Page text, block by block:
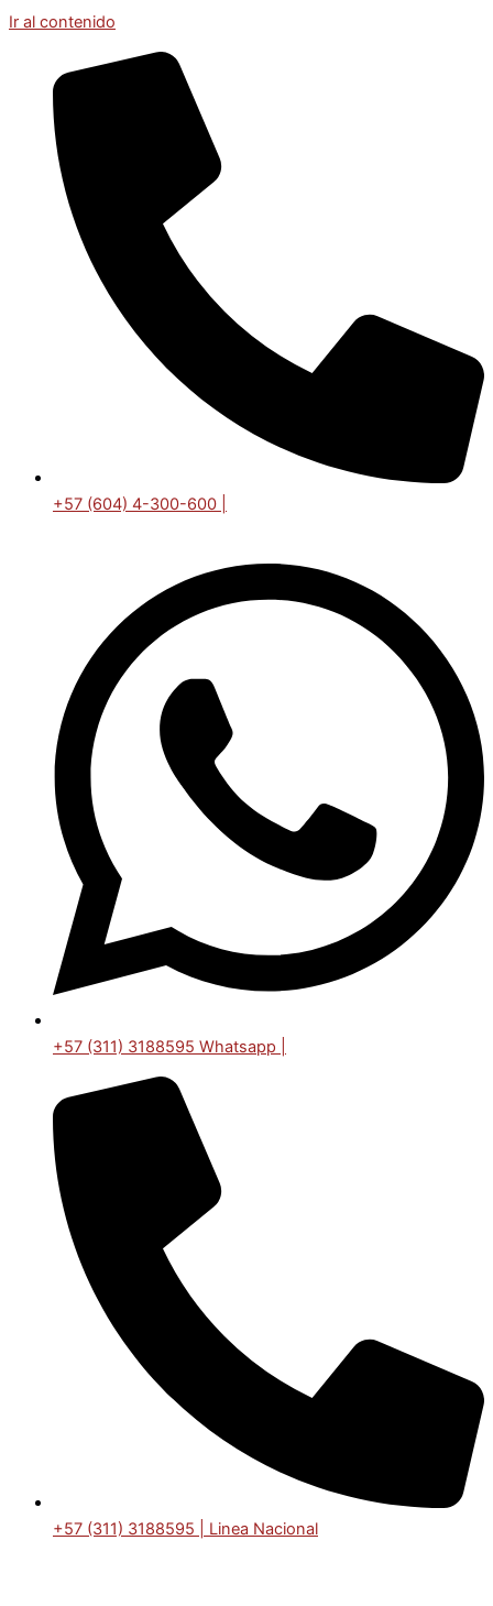
Ir al contenido
+57 (604) 4-300-600 |
+57 (311) 3188595 Whatsapp |
+57 (311) 3188595 | Linea Nacional